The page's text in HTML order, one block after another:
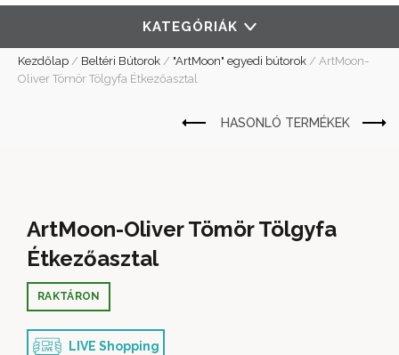
KATEGÓRIÁK
Kezdőlap / Beltéri Bútorok / "ArtMoon" egyedi bútorok / ArtMoon-
Oliver Tömör Tölgyfa Étkezőasztal
ArtMoon-Oliver Tömör Tölgyfa
Étkezőasztal
RAKTÁRON
LIVE Shopping